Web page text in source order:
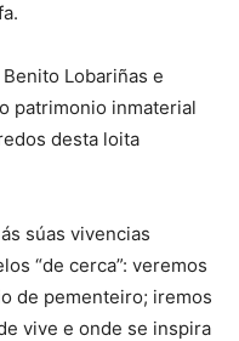
Lobariñas e
patrimonio inmaterial
desta loita
súas vivencias
“de cerca”: veremos
de pementeiro; iremos
vive e onde se inspira